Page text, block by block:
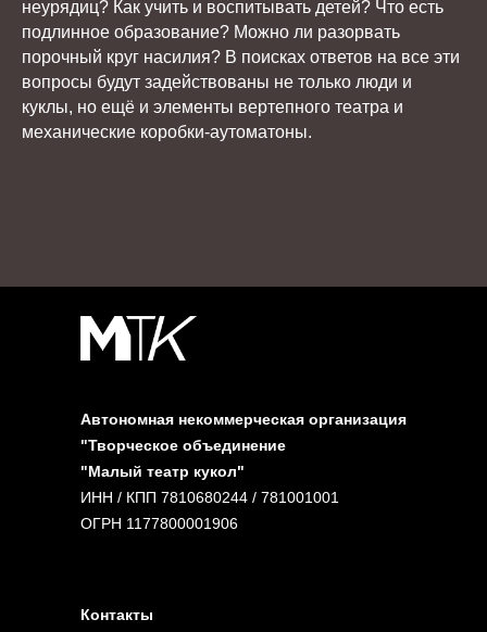
неурядиц? Как учить и воспитывать детей? Что есть
подлинное образование? Можно ли разорвать
порочный круг насилия? В поисках ответов на все эти
вопросы будут задействованы не только люди и
куклы, но ещё и элементы вертепного театра и
механические коробки-аутоматоны.
Автономная некоммерческая организация
"Творческое объединение
"Малый театр кукол"
ИНН / КПП 7810680244 / 781001001
ОГРН 1177800001906
Контакты